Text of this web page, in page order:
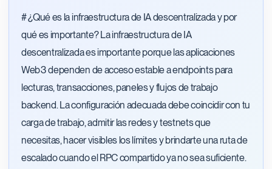
# ¿Qué es la infraestructura de IA descentralizada y por
qué es importante? La infraestructura de IA
descentralizada es importante porque las aplicaciones
Web3 dependen de acceso estable a endpoints para
lecturas, transacciones, paneles y flujos de trabajo
backend. La configuración adecuada debe coincidir con tu
carga de trabajo, admitir las redes y testnets que
necesitas, hacer visibles los límites y brindarte una ruta de
escalado cuando el RPC compartido ya no sea suficiente.